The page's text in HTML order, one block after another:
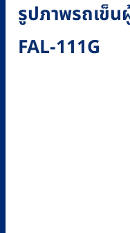
รูปภาพรถเข็น
FAL-111G